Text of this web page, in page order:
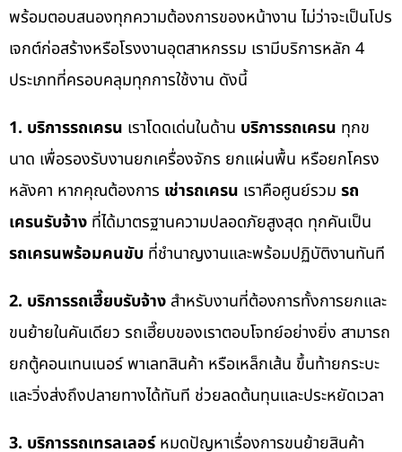
พร้อมตอบสนองทุกความต้องการของหน้างาน ไม่ว่าจะเป็นโปร
เจกต์ก่อสร้างหรือโรงงานอุตสาหกรรม เรามีบริการหลัก 4
ประเภทที่ครอบคลุมทุกการใช้งาน ดังนี้
1. บริการรถเครน เราโดดเด่นในด้าน บริการรถเครน ทุกข
นาด เพื่อรองรับงานยกเครื่องจักร ยกแผ่นพื้น หรือยกโครง
หลังคา หากคุณต้องการ เช่ารถเครน เราคือศูนย์รวม รถ
เครนรับจ้าง ที่ได้มาตรฐานความปลอดภัยสูงสุด ทุกคันเป็น
รถเครนพร้อมคนขับ ที่ชำนาญงานและพร้อมปฏิบัติงานทันที
2. บริการรถเฮี๊ยบรับจ้าง สำหรับงานที่ต้องการทั้งการยกและ
ขนย้ายในคันเดียว รถเฮี๊ยบของเราตอบโจทย์อย่างยิ่ง สามารถ
ยกตู้คอนเทนเนอร์ พาเลทสินค้า หรือเหล็กเส้น ขึ้นท้ายกระบะ
และวิ่งส่งถึงปลายทางได้ทันที ช่วยลดต้นทุนและประหยัดเวลา
3. บริการรถเทรลเลอร์หมดปัญหาเรื่องการขนย้ายสินค้า